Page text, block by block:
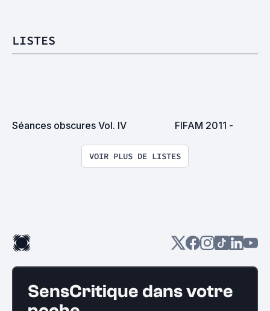
LISTES
Séances obscures Vol. IV FIFAM 2011 -
VOIR PLUS DE LISTES
SensCritique dans votre